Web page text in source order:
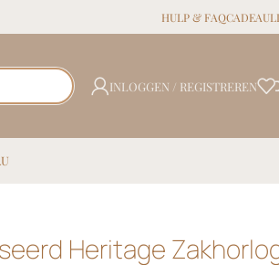
HULP & FAQ
INLOGGEN / REGISTREREN
Heritage